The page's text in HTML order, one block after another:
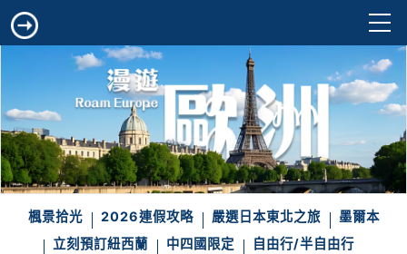
楓景拾光 2026連假攻略 嚴選日本東北之旅
墨爾本
立刻預訂紐西蘭
中四國限定
自由行/半自由行